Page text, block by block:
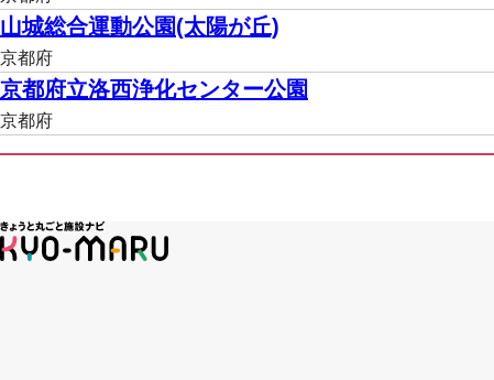
山城総合運動公園(太陽が丘)
京都府
京都府立洛西浄化センター公園
京都府